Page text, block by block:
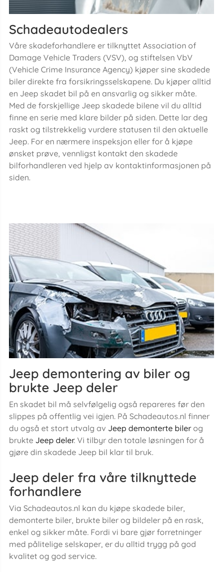
Schadeautodealers
Våre skadeforhandlere er tilknyttet Association of
Damage Vehicle Traders (VSV), og stiftelsen VbV
(Vehicle Crime Insurance Agency) kjøper sine skadede
biler direkte fra forsikringsselskapene. Du kjøper alltid
en Jeep skadet bil på en ansvarlig og sikker måte.
Med de forskjellige Jeep skadede bilene vil du alltid
finne en serie med klare bilder på siden. Dette lar deg
raskt og tilstrekkelig vurdere statusen til den aktuelle
Jeep. For en nærmere inspeksjon eller for å kjøpe
ønsket prøve, vennligst kontakt den skadede
bilforhandleren ved hjelp av kontaktinformasjonen på
siden.
Jeep demontering av biler og
brukte Jeep deler
En skadet bil må selvfølgelig også repareres før den
slippes på offentlig vei igjen. På Schadeautos.nl finner
du også et stort utvalg av Jeep demonterte bilerog
brukte Jeep deler. Vi tilbyr den totale løsningen for å
gjøre din skadede Jeep bil klar til bruk.
Jeep deler fra våre tilknyttede
forhandlere
Via Schadeautos.nl kan du kjøpe skadede biler,
demonterte biler, brukte biler og bildeler på en rask,
enkel og sikker måte. Fordi vi bare gjør forretninger
med pålitelige selskaper, er du alltid trygg på god
kvalitet og god service.